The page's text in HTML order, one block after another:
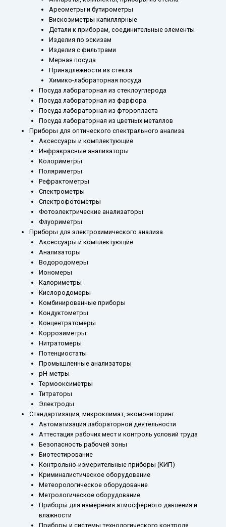
Ареометры и бутирометры
Вискозиметры капиллярные
Детали к приборам, соединительные элементы
Изделия по эскизам
Изделия с фильтрами
Мерная посуда
Принадлежности из стекла
Химико-лабораторная посуда
Посуда лабораторная из стеклоуглерода
Посуда лабораторная из фарфора
Посуда лабораторная из фторопласта
Посуда лабораторная из цветных металлов
Приборы для оптического спектрального анализа
Аксессуары и комплектующие
Инфракрасные анализаторы
Колориметры
Поляриметры
Рефрактометры
Спектрометры
Спектрофотометры
Фотоэлектрические анализаторы
Флуориметры
Приборы для электрохимического анализа
Аксессуары и комплектующие
Анализаторы
Водородомеры
Иономеры
Калориметры
Кислородомеры
Комбинированные приборы
Кондуктометры
Концентратомеры
Коррозиметры
Нитратомеры
Потенциостаты
Промышленные анализаторы
рН-метры
Термооксиметры
Титраторы
Электроды
Стандартизация, микроклимат, экомониторинг
Автоматизация лабораторной деятельности
Аттестация рабочих мест и контроль условий труда
Безопасность рабочей зоны
Биотестирование
Контрольно-измерительные приборы (КИП)
Криминалистическое оборудование
Метеорологическое оборудование
Метрологическое оборудование
Приборы для измерения атмосферного давления и
влажности
Приборы и системы технологического контроля